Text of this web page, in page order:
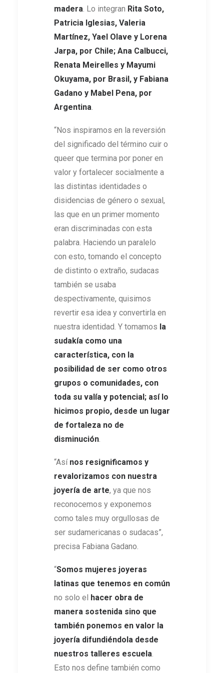
madera. Lo integran Rita Soto,
Patricia Iglesias, Valeria
Martínez, Yael Olave y Lorena
Jarpa, por Chile; Ana Calbucci,
Renata Meirelles y Mayumi
Okuyama, por Brasil, y Fabiana
Gadano y Mabel Pena, por
Argentina.
“Nos inspiramos en la reversión
del significado del término cuir o
queer que termina por poner en
valor y fortalecer socialmente a
las distintas identidades o
disidencias de género o sexual,
las que en un primer momento
eran discriminadas con esta
palabra. Haciendo un paralelo
con esto, tomando el concepto
de distinto o extraño, sudacas
también se usaba
despectivamente, quisimos
revertir esa idea y convertirla en
nuestra identidad. Y tomamos la
sudakía como una
característica, con la
posibilidad de ser como otros
grupos o comunidades, con
toda su valía y potencial; así lo
hicimos propio, desde un lugar
de fortaleza no de
disminución.
“Así nos resignificamos y
revalorizamos con nuestra
joyería de arte, ya que nos
reconocemos y exponemos
como tales muy orgullosas de
ser sudamericanas o sudacas”,
precisa Fabiana Gadano.
“Somos mujeres joyeras
latinas que tenemos en común
no solo el hacer obra de
manera sostenida sino que
también ponemos en valor la
joyería difundiéndola desde
nuestros talleres escuela.
Esto nos define también como